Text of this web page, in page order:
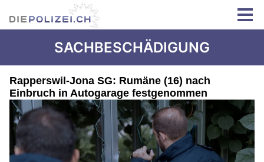
SACHBESCHÄDIGUNG
Rapperswil-Jona SG: Rumäne (16) nach
Einbruch in Autogarage festgenommen